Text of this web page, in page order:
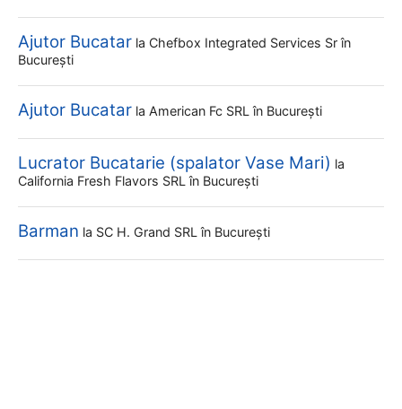
Ajutor Bucatar la Chefbox Integrated Services Sr în
București
Ajutor Bucatar la American Fc SRL în București
Lucrator Bucatarie (spalator Vase Mari) la
California Fresh Flavors SRL în București
Barman la SC H. Grand SRL în București